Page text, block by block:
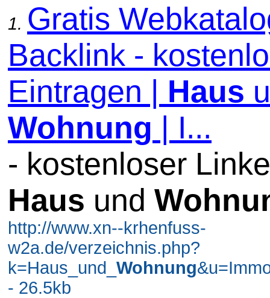
1. Gratis
Backlink -
Eintragen | Haus
Wohnung | I...
- kostenloser
Haus und
http://www.xn--krhenfuss-
w2a.de/verzeichnis.php?
k=Haus_und_ Wohnung
- 26.5kb